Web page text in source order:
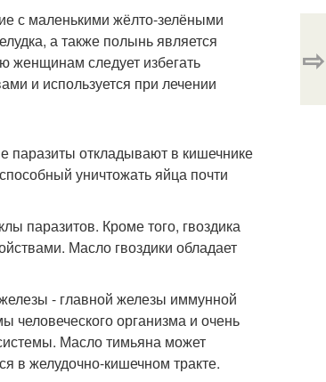
с маленькими жёлто-зелёными
а также полынь является
следует избегать
и используется при лечении
паразиты откладывают в кишечнике
уничтожать яйца почти
паразитов. Кроме того, гвоздика
Масло гвоздики обладает
- главной железы иммунной
человеческого организма и очень
Масло тимьяна может
в желудочно-кишечном тракте.
⇨